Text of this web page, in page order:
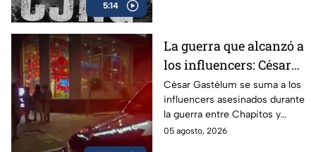
5:14
La guerra que alcanzó a
los influencers: César
Gastélum se suma a
lista de asesinados
entre guerra de
Chapitos-Mayiza
César Gastélum se suma a los
influencers asesinados durante
la guerra entre Chapitos y
Mayiza; conoce los casos
05 agosto, 2026